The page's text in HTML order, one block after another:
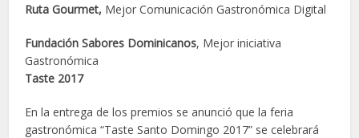
Ruta Gourmet, Mejor Comunicación Gastronómica Digital
Fundación Sabores Dominicanos, Mejor iniciativa
Gastronómica
Taste 2017
En la entrega de los premios se anunció que la feria
gastronómica “Taste Santo Domingo 2017” se celebrará